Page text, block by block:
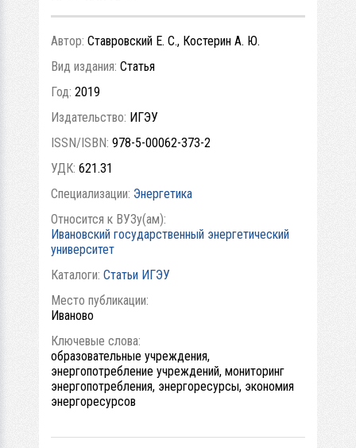
Автор: Ставровский Е. С., Костерин А. Ю.
Вид издания: Статья
Год: 2019
Издательство: ИГЭУ
ISSN/ISBN: 978-5-00062-373-2
УДК: 621.31
Специализации: Энергетика
Относится к ВУЗу(ам):
Ивановский государственный энергетический
университет
Каталоги: Статьи ИГЭУ
Место публикации:
Иваново
Ключевые слова:
образовательные учреждения,
энергопотребление учреждений, мониторинг
энергопотребления, энергоресурсы, экономия
энергоресурсов